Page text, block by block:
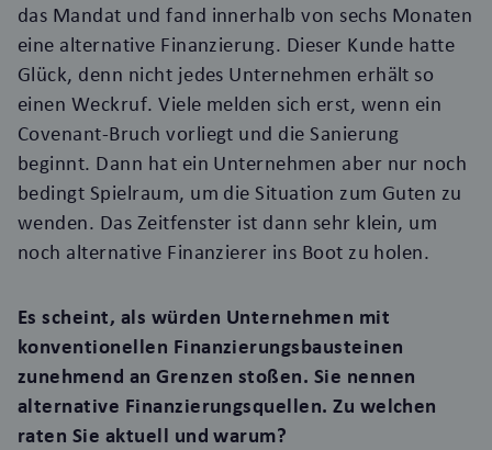
das Mandat und fand innerhalb von sechs Monaten
eine alternative Finanzierung. Dieser Kunde hatte
Glück, denn nicht jedes Unternehmen erhält so
einen Weckruf. Viele melden sich erst, wenn ein
Covenant-Bruch vorliegt und die Sanierung
beginnt. Dann hat ein Unternehmen aber nur noch
bedingt Spielraum, um die Situation zum Guten zu
wenden. Das Zeitfenster ist dann sehr klein, um
noch alternative Finanzierer ins Boot zu holen.
Es scheint, als würden Unternehmen mit
konventionellen Finanzierungsbausteinen
zunehmend an Grenzen stoßen. Sie nennen
alternative Finanzierungsquellen. Zu welchen
raten Sie aktuell und warum?